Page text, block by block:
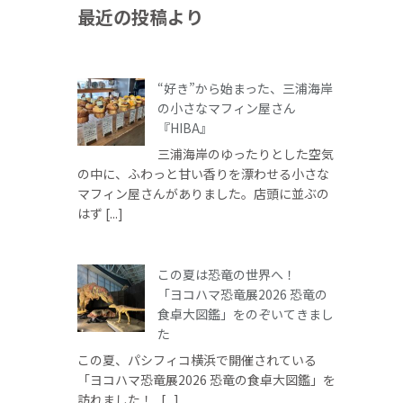
最近の投稿より
“好き”から始まった、三浦海岸
の小さなマフィン屋さん
『HIBA』
三浦海岸のゆったりとした空気
の中に、ふわっと甘い香りを漂わせる小さな
マフィン屋さんがありました。店頭に並ぶの
はず [...]
この夏は恐竜の世界へ！
「ヨコハマ恐竜展2026 恐竜の
食卓大図鑑」をのぞいてきまし
た
この夏、パシフィコ横浜で開催されている
「ヨコハマ恐竜展2026 恐竜の食卓大図鑑」を